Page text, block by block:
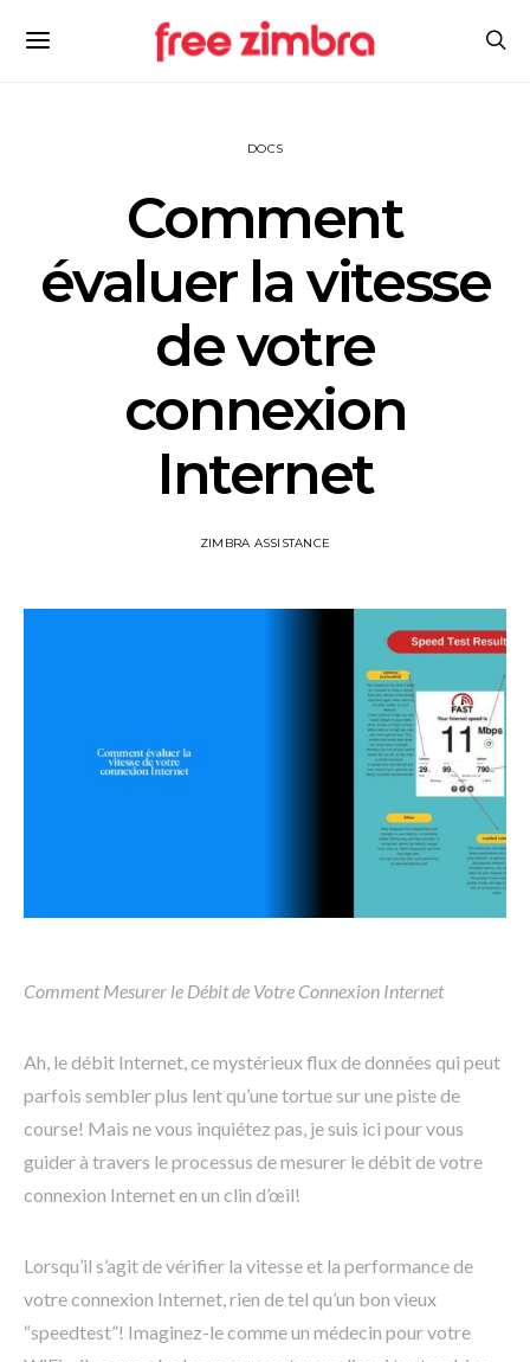
DOCS
Comment
évaluer la vitesse
de votre
connexion
Internet
ZIMBRA ASSISTANCE
Comment Mesurer le Débit de Votre Connexion Internet
Ah, le débit Internet, ce mystérieux flux de données qui peut
parfois sembler plus lent qu’une tortue sur une piste de
course! Mais ne vous inquiétez pas, je suis ici pour vous
guider à travers le processus de mesurer le débit de votre
connexion Internet en un clin d’œil!
Lorsqu’il s’agit de vérifier la vitesse et la performance de
votre connexion Internet, rien de tel qu’un bon vieux
“speedtest”! Imaginez-le comme un médecin pour votre